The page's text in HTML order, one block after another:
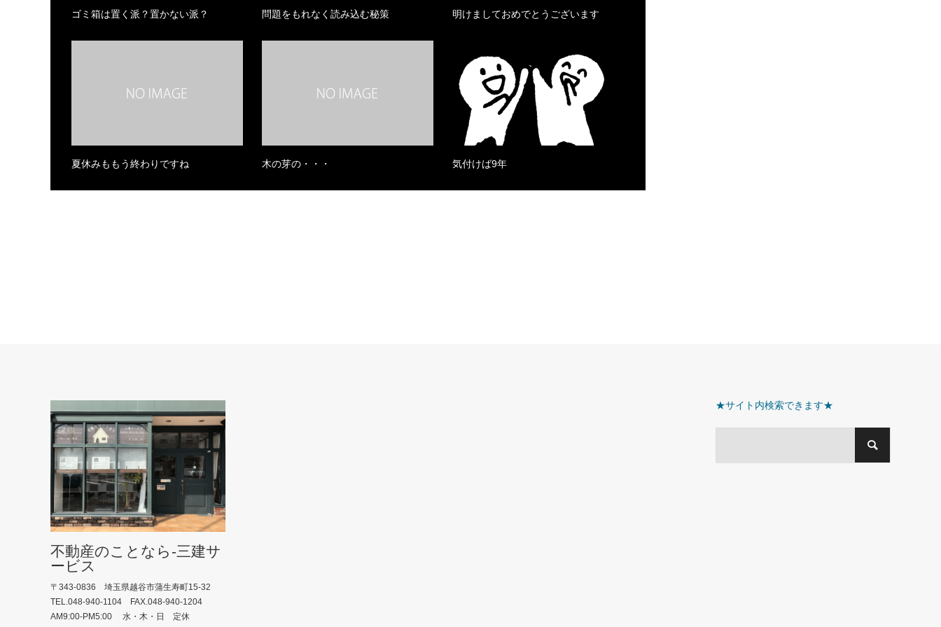
ゴミ箱は置く派？置かない派？ 問題をもれなく読み込む秘策 明けましておめでとうございます
夏休みももう終わりですね 木の芽の・・・ 気付けば9年
★サイト内検索できます★
不動産のことなら-三建サ
ービス
〒343-0836 埼玉県越谷市蒲生寿町15-32
TEL.048-940-1104 FAX.048-940-1204
AM9:00-PM5:00 水・木・日 定休